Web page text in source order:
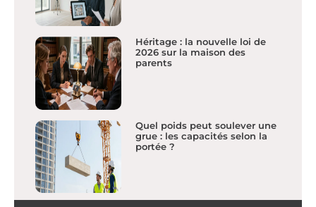
Héritage : la nouvelle loi de
2026 sur la maison des
parents
Quel poids peut soulever une
grue : les capacités selon la
portée ?